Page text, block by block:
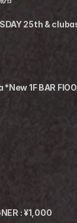
25th &
1F BAR
: ¥1,000